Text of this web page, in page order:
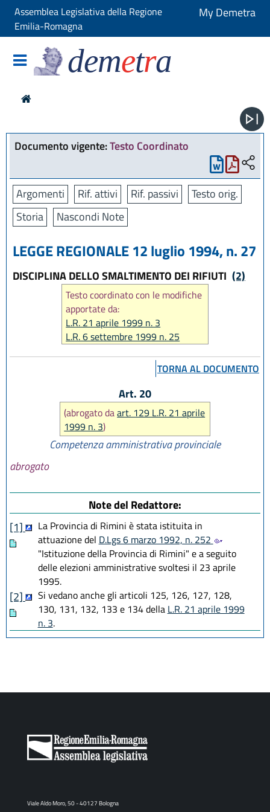
Assemblea Legislativa della Regione
Emilia-Romagna
My Demetra
demetra
Documento vigente:Testo Coordinato
Argomenti Rif. attivi Rif. passivi
Testo orig.
Storia
Nascondi Note
LEGGE REGIONALE 12 luglio 1994, n. 27
DISCIPLINA DELLO SMALTIMENTO DEI RIFIUTI (2)
Testo coordinato con le modifiche
apportate da:
L.R. 21 aprile 1999 n. 3
L.R. 6 settembre 1999 n. 25
TORNA AL DOCUMENTO
Art. 20
(abrogato daart. 129 L.R. 21 aprile
1999 n. 3)
Competenza amministrativa provinciale
abrogato
Note del Redattore:
[1]
La Provincia di Rimini è stata istituita in
attuazione del D.Lgs 6 marzo 1992, n. 252
"Istituzione della Provincia di Rimini" e a seguito
delle elezioni amministrative svoltesi il 23 aprile
1995.
[2]
Si vedano anche gli articoli 125, 126, 127, 128,
130, 131, 132, 133 e 134 della L.R. 21 aprile 1999
n. 3.
Viale Aldo Moro, 50 - 40127 Bologna